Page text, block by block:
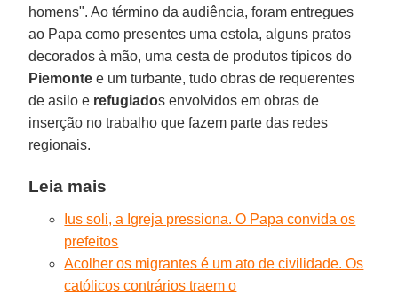
homens". Ao término da audiência, foram entregues
ao Papa como presentes uma estola, alguns pratos
decorados à mão, uma cesta de produtos típicos do
Piemonte e um turbante, tudo obras de requerentes
de asilo e refugiados envolvidos em obras de
inserção no trabalho que fazem parte das redes
regionais.
Leia mais
Ius soli, a Igreja pressiona. O Papa convida os
prefeitos
Acolher os migrantes é um ato de civilidade. Os
católicos contrários traem o